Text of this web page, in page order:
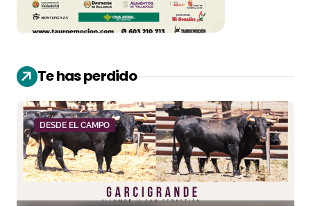
Te has perdido
DESDE EL CAMPO